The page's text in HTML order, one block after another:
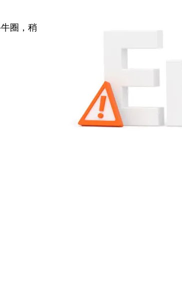
圈，稍